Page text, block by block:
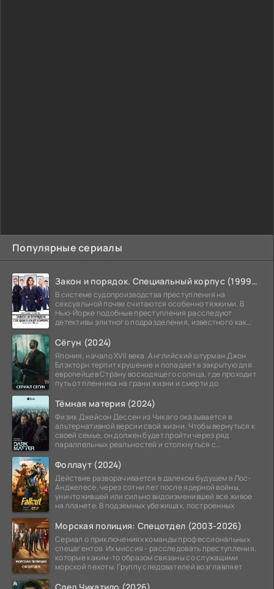
Популярные сериалы
Закон и порядок. Специальный корпус (1999-2026)
В системе судопроизводства преступления на
сексуальной почве считаются особенно тяжкими. В
Нью-Йорке подобные преступления расследуют
детективы элитного подразделения, известного как
Сёгун (2024)
Япония, начало XVII века. Английский штурман Джон
Блэкторн терпит крушение и попадает в закрытую для
европейцев Страну восходящего солнца, где проходит
путь от пленника на грани жизни и смерти до
Тёмная материя (2024)
Физик Джейсон Дессен из Чикаго оказывается в
альтернативной версии свой жизни. Чтобы вернуться к
своей семье, он должен будет пройти через ряд
параллельных реальностей и столкнуться с
Фоллаут (2024)
Действие разворачивается в далеком будущем в Лос-
Анджелесе, через сотни лет после ядерной войны,
уничтожившей или сильно видоизменившей все живое
на планете. В подземных убежищах, построенных
Морская полиция: Спецотдел (2003-2026)
Сериал о приключениях команды профессиональных
спецагентов. Их миссия - расследовать преступления,
которые каким-то образом связаны со служащими
морской пехоты. Группу следователей возглавляет